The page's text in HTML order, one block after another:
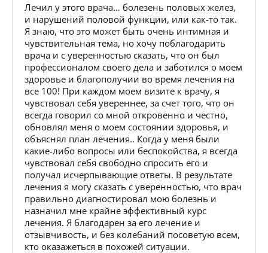
Лечил у этого врача… болезень половых желез,
и нарушений половой функции, или как-то так.
Я знаю, что это может быть очень интимная и
чувствительная тема, но хочу поблагодарить
врача и с уверенностью сказать, что он был
профессионалом своего дела и заботился о моем
здоровье и благополучии во время лечения на
все 100! При каждом моем визите к врачу, я
чувствовал себя увереннее, за счет того, что он
всегда говорил со мной откровенно и честно,
обновлял меня о моем состоянии здоровья, и
объяснял план лечения.. Когда у меня были
какие-либо вопросы или беспокойства, я всегда
чувствовал себя свободно спросить его и
получал исчерпывающие ответы. В результате
лечения я могу сказать с уверенностью, что врач
правильно диагностировал мою болезнь и
назначил мне крайне эффективный курс
лечения. Я благодарен за его лечение и
отзывчивость, и без колебаний посоветую всем,
кто оказажеться в похожей ситуации.